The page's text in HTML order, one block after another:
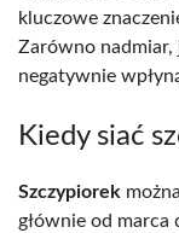
kluczowe
Zarówno nadmiar,
negatywnie
Kiedy siać
Szczypiorek
głównie od marca